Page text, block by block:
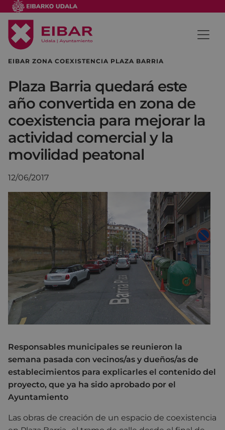
EIBAR ZONA COEXISTENCIA PLAZA BARRIA
Plaza Barria quedará este
año convertida en zona de
coexistencia para mejorar la
actividad comercial y la
movilidad peatonal
12/06/2017
Responsables municipales se reunieron la
semana pasada con vecinos/as y dueños/as de
establecimientos para explicarles el contenido del
proyecto, que ya ha sido aprobado por el
Ayuntamiento
Las obras de creación de un espacio de coexistencia